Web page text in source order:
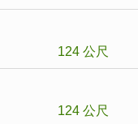
124 公尺
124 公尺